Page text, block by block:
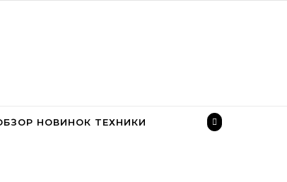
НОВИНОК ТЕХНИКИ